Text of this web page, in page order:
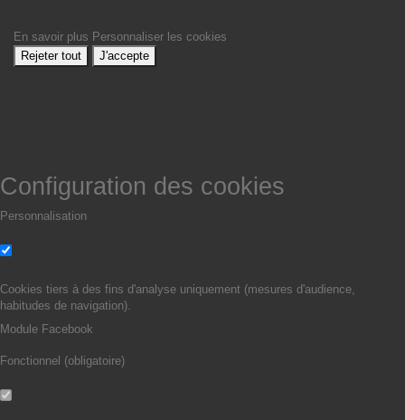
En savoir plus Personnaliser les cookies
Rejeter tout
J'accepte
Configuration des cookies
Personnalisation
Cookies tiers à des fins d'analyse uniquement (mesures d'audience,
habitudes de navigation).
Module Facebook
Fonctionnel (obligatoire)